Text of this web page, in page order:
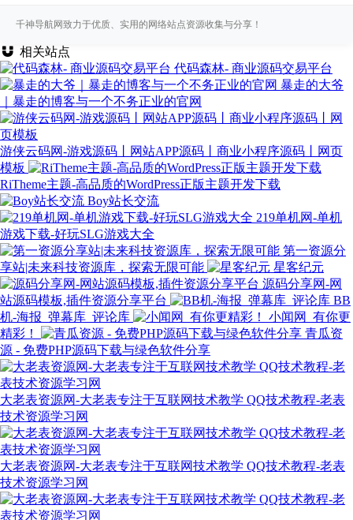
千神导航网致力于优质、实用的网络站点资源收集与分享！
相关站点
代码森林- 商业源码交易平台
暴走的大爷
｜暴走的博客与一个不务正业的官网
游侠云码网-游戏源码丨网站APP源码丨商业小程序源码丨网页
模板
RiTheme主题-高品质的WordPress正版主题开发下载
Boy站长交流
219单机网-单机
游戏下载-好玩SLG游戏大全
第一资源分
享站|未来科技资源库，探索无限可能
星客纪元
源码分享网-网
站源码模板,插件资源分享平台
BB
机-海报_弹幕库_评论库
小闻网_有你更
精彩！
青瓜资
源 - 免费PHP源码下载与绿色软件分享
大老表资源网-大老表专注于互联网技术教学 QQ技术教程-老表
技术资源学习网
大老表资源网-大老表专注于互联网技术教学 QQ技术教程-老表
技术资源学习网